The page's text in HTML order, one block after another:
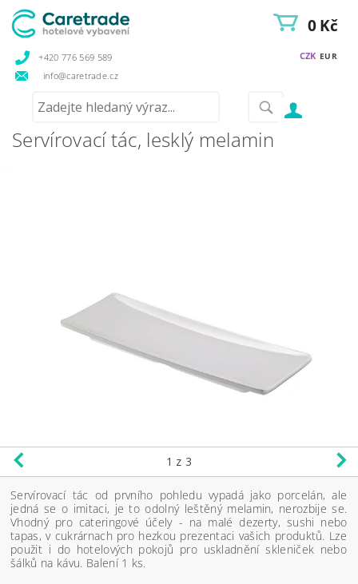
+420 776 569 589
info@caretrade.cz
CZK EUR
0 Kč
Servírovací tác, lesklý melamin
1 z 3
Servírovací tác od prvního pohledu vypadá jako porcelán, ale
jedná se o imitaci, je to odolný leštěný melamin, nerozbije se.
Vhodný pro cateringové účely - na malé dezerty, sushi nebo
tapas, v cukrárnach pro hezkou prezentaci vašich produktů. Lze
použit i do hotelových pokojů pro uskladnění skleniček nebo
šálků na kávu. Balení 1 ks.